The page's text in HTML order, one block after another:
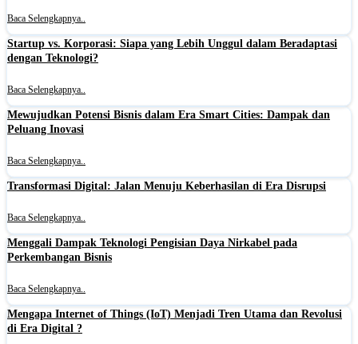
Baca Selengkapnya..
Startup vs. Korporasi: Siapa yang Lebih Unggul dalam Beradaptasi
dengan Teknologi?
Baca Selengkapnya..
Mewujudkan Potensi Bisnis dalam Era Smart Cities: Dampak dan
Peluang Inovasi
Baca Selengkapnya..
Transformasi Digital: Jalan Menuju Keberhasilan di Era Disrupsi
Baca Selengkapnya..
Menggali Dampak Teknologi Pengisian Daya Nirkabel pada
Perkembangan Bisnis
Baca Selengkapnya..
Mengapa Internet of Things (IoT) Menjadi Tren Utama dan Revolusi
di Era Digital ?